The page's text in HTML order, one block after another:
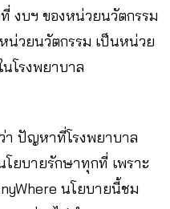
งบฯ ของหน่วยนวัตกรรม
น่วยนวัตกรรม เป็นหน่วย
โรงพยาบาล
า ปัญหาที่โรงพยาบาล
ยบายรักษาทุกที่ เพราะ
นโยบายนี้ชม